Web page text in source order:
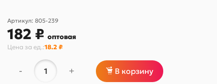
Артикул: 805-239
182 ₽ оптовая
Цена за ед.:18.2 ₽
- + В корзину